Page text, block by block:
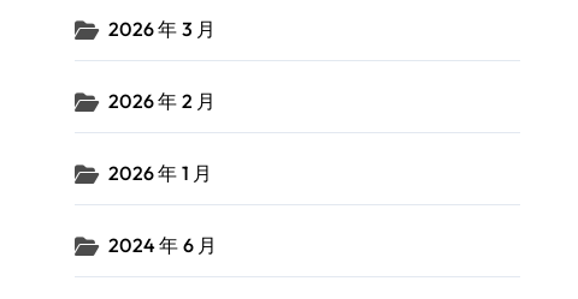
2026 年 3 月
2026 年 2 月
2026 年 1 月
2024 年 6 月